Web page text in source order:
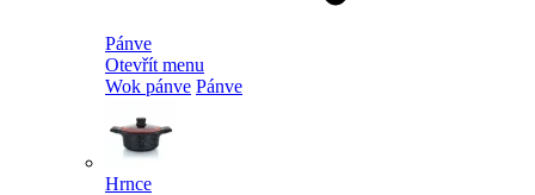
Pánve
Otevřít menu
Wok pánve Pánve
Hrnce